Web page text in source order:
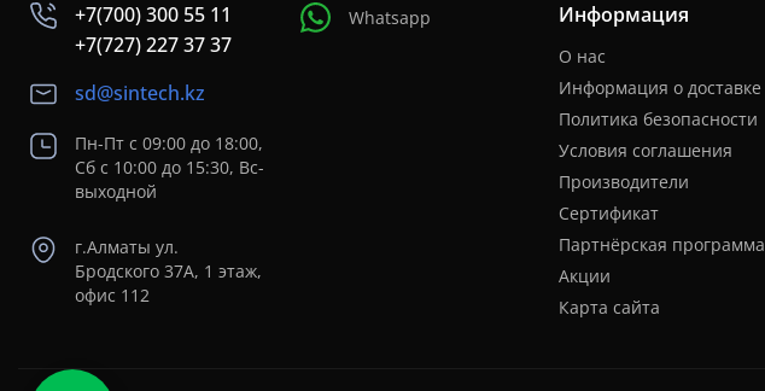
+7(700) 300 55 11
+7(727) 227 37 37
sd@sintech.kz
Пн-Пт с 09:00 до 18:00,
Сб с 10:00 до 15:30, Вс-
выходной
г.Алматы ул.
Бродского 37A, 1 этаж,
офис 112
Whatsapp Информация
О нас
Информация о доставке
Политика безопасности
Условия соглашения
Производители
Сертификат
Партнёрская программа
Акции
Карта сайта